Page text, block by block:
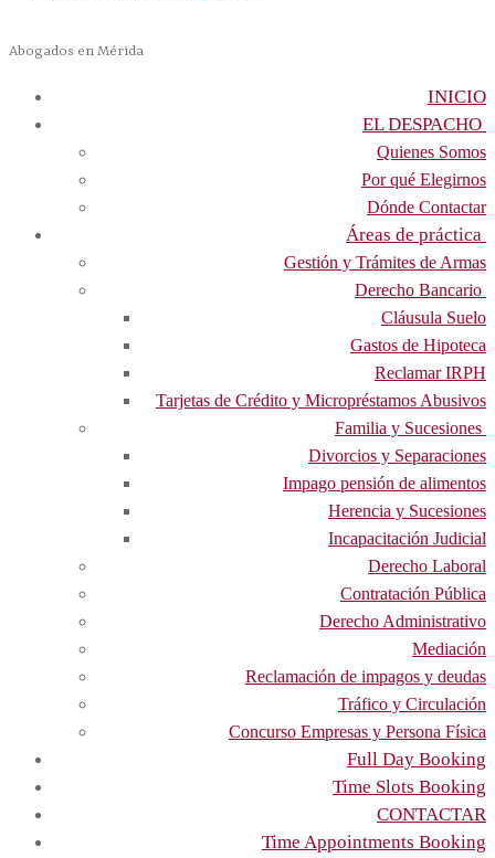
Abogados en Mérida
INICIO
EL DESPACHO
Quienes Somos
Por qué Elegirnos
Dónde Contactar
Áreas de práctica
Gestión y Trámites de Armas
Derecho Bancario
Cláusula Suelo
Gastos de Hipoteca
Reclamar IRPH
Tarjetas de Crédito y Micropréstamos Abusivos
Familia y Sucesiones
Divorcios y Separaciones
Impago pensión de alimentos
Herencia y Sucesiones
Incapacitación Judicial
Derecho Laboral
Contratación Pública
Derecho Administrativo
Mediación
Reclamación de impagos y deudas
Tráfico y Circulación
Concurso Empresas y Persona Física
Full Day Booking
Time Slots Booking
CONTACTAR
Time Appointments Booking